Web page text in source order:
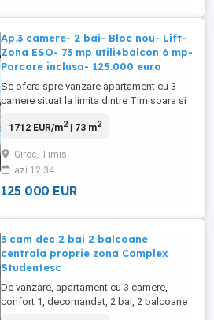
Ap.3 camere- 2 bai- Bloc nou- Lift-
Zona ESO- 73 mp utili+balcon 6 mp-
Parcare inclusa- 125.000 euro
Se ofera spre vanzare apartament cu 3
camere situat la limita dintre Timisoara si
Apartamentul este situat la etajul 4 al unui
73 mp utili + balcon de 6 mp si este
compartimentat astfel: living+ bucatarie
open space, 2 dormitoare ...
1712 EUR/m2| 73 m2
Giroc, Timis
azi 12:34
125 000 EUR
3 cam dec 2 bai 2 balcoane
centrala proprie zona Complex
Studentesc
De vanzare, apartament cu 3 camere,
confort 1, decomandat, 2 bai, 2 balcoane